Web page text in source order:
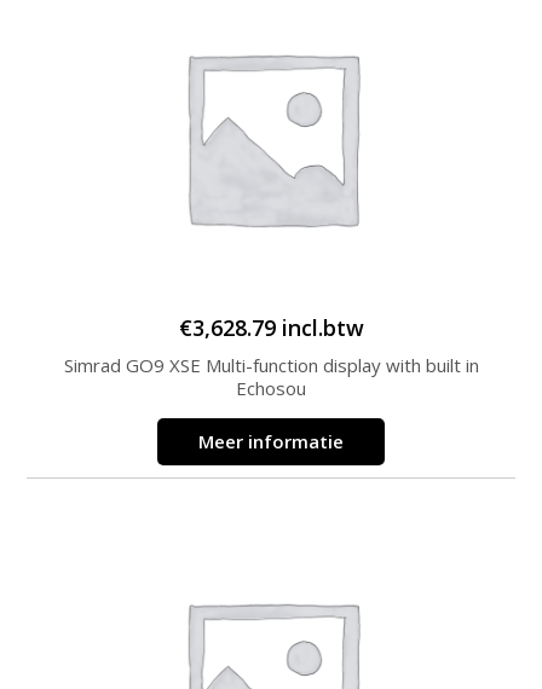
€3,628.79 incl.btw
Simrad GO9 XSE Multi-function display with built in
Echosou
Meer informatie